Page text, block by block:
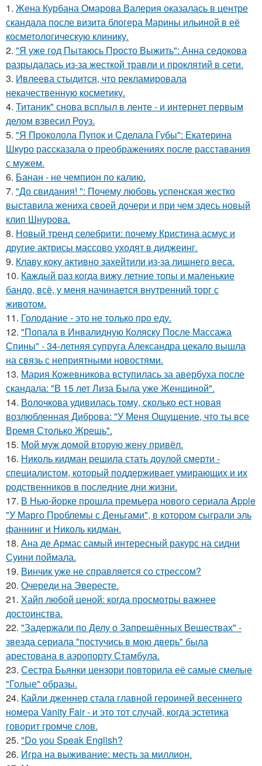
1. Жена Курбана Омарова Валерия оказалась в центре
скандала после визита блогера Марины ильиной в её
косметологическую клинику.
2. "Я уже год Пытаюсь Просто Выжить": Анна седокова
разрыдалась из-за жесткой травли и проклятий в сети.
3. Ивлеева стыдится, что рекламировала
некачественную косметику.
4. Титаник" снова всплыл в ленте - и интернет первым
делом взвесил Роуз.
5. "Я Проколола Пупок и Сделала Губы": Екатерина
Шкуро рассказала о преображениях после расставания
с мужем.
6. Банан - не чемпион по калию.
7. "До свидания! ": Почему любовь успенская жестко
выставила жениха своей дочери и при чем здесь новый
клип Шнурова.
8. Новый тренд селебрити: почему Кристина асмус и
другие актрисы массово уходят в диджеинг.
9. Клаву коку активно захейтили из-за лишнего веса.
10. Каждый раз когда вижу летние топы и маленькие
бандо, всё, у меня начинается внутренний торг с
животом.
11. Голодание - это не только про еду.
12. "Попала в Инвалидную Коляску После Массажа
Спины" - 34-летняя супруга Александра цекало вышла
на связь с неприятными новостями.
13. Мария Кожевникова вступилась за авербуха после
скандала: "В 15 лет Лиза Была уже Женщиной".
14. Волочкова удивилась тому, сколько ест новая
возлюбленная Диброва: "У Меня Ощущение, что ты все
Время Столько Жрешь".
15. Мой муж домой вторую жену привёл.
16. Николь кидман решила стать доулой смерти -
специалистом, который поддерживает умирающих и их
родственников в последние дни жизни.
17. В Нью-йорке прошла премьера нового сериала Apple
"У Марго Проблемы с Деньгами", в котором сыграли эль
фаннинг и Николь кидман.
18. Ана де Армас самый интересный ракурс на сидни
Суини поймала.
19. Винчик уже не справляется со стрессом?
20. Очереди на Эвересте.
21. Хайп любой ценой: когда просмотры важнее
достоинства.
22. "Задержали по Делу о Запрещённых Веществах" -
звезда сериала "постучись в мою дверь" была
арестована в аэропорту Стамбула.
23. Сестра Бьянки цензори повторила её самые смелые
"Голые" образы.
24. Кайли дженнер стала главной героиней весеннего
номера Vanity Fair - и это тот случай, когда эстетика
говорит громче слов.
25. "Do you Speak English?
26. Игра на выживание: месть за миллион.